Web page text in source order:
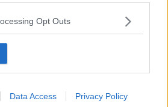
Opt Outs
Data Access Privacy Policy
della diagnostica e degli allarmi,
reattiva. L’obiettivo è ridurre
d’acqua e garantire l’efficienza dei
si può provvedere anche a una raccolta